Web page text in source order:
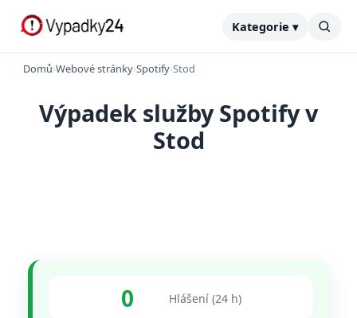
Kategorie ▾
Domů›Webové stránky›Spotify›Stod
Výpadek služby Spotify v
Stod
0 Hlášení (24 h)